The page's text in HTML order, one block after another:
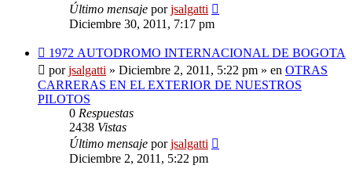
Último mensaje porjsalgatti
Diciembre 30, 2011, 7:17 pm
Nuevo
mensaje
1972 AUTODROMO INTERNACIONAL DE BOGOTA
porjsalgatti » Diciembre 2, 2011, 5:22 pm » en OTRAS
CARRERAS EN EL EXTERIOR DE NUESTROS
PILOTOS
0 Respuestas
2438 Vistas
Último mensaje porjsalgatti
Diciembre 2, 2011, 5:22 pm